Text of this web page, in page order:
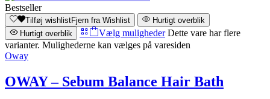
Bestseller
Tilføj wishlistFjern fra Wishlist
Hurtigt overblik
Hurtigt overblik
Vælg muligheder Dette vare har flere
varianter. Mulighederne kan vælges på varesiden
Oway
OWAY – Sebum Balance Hair Bath